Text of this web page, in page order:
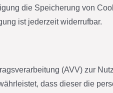
die Speicherung von
ist jederzeit widerrufbar.
(AVV) zur
dass dieser die